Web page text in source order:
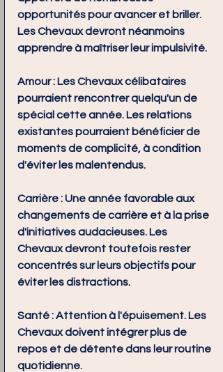
opportunités pour avancer et briller.
Les Chevaux devront néanmoins
apprendre à maîtriser leur impulsivité.
Amour : Les Chevaux célibataires
pourraient rencontrer quelqu'un de
spécial cette année. Les relations
existantes pourraient bénéficier de
moments de complicité, à condition
d'éviter les malentendus.
Carrière : Une année favorable aux
changements de carrière et à la prise
d'initiatives audacieuses. Les
Chevaux devront toutefois rester
concentrés sur leurs objectifs pour
éviter les distractions.
Santé : Attention à l'épuisement. Les
Chevaux doivent intégrer plus de
repos et de détente dans leur routine
quotidienne.